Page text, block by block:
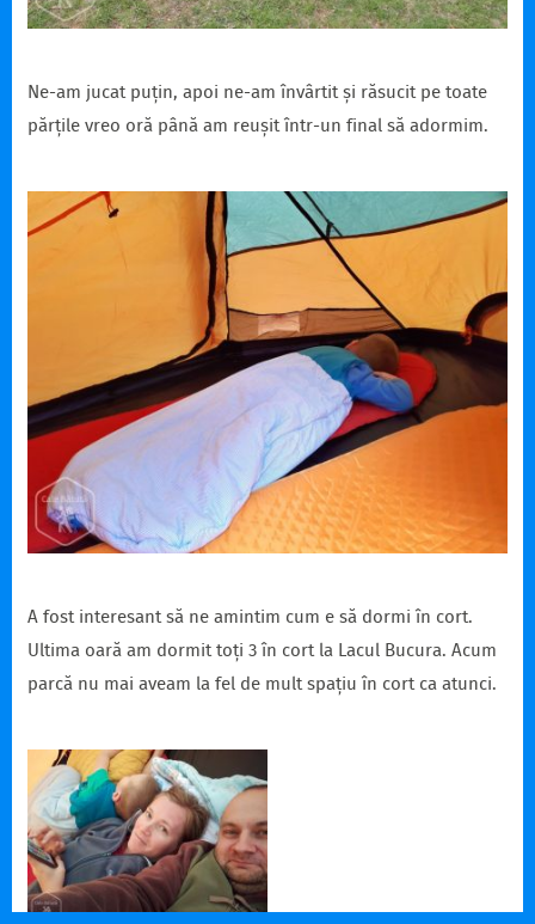
Ne-am jucat puțin, apoi ne-am învârtit și răsucit pe toate
părțile vreo oră până am reușit într-un final să adormim.
A fost interesant să ne amintim cum e să dormi în cort.
Ultima oară am dormit toți 3 în cort la Lacul Bucura. Acum
parcă nu mai aveam la fel de mult spațiu în cort ca atunci.